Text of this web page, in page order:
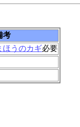
考
ほうのカギ必要